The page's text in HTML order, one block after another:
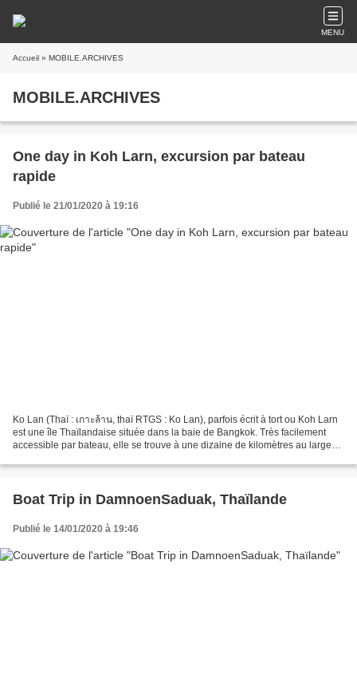
MENU
Accueil » MOBILE.ARCHIVES
MOBILE.ARCHIVES
One day in Koh Larn, excursion par bateau
rapide
Publié le 21/01/2020 à 19:16
Ko Lan (Thaï : เกาะล้าน, thaï RTGS : Ko Lan), parfois écrit à tort ou Koh Larn
est une île Thaïlandaise située dans la baie de Bangkok. Très facilement
accessible par bateau, elle se trouve à une dizaine de kilomètres au large
Boat Trip in DamnoenSaduak, Thaïlande
Publié le 14/01/2020 à 19:46